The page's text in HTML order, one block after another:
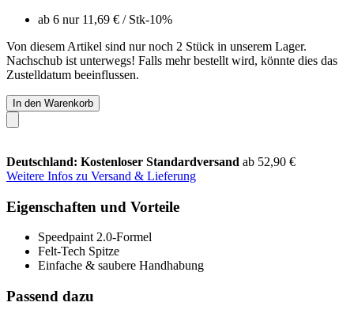
ab 6 nur 11,69 € / Stk-10%
Von diesem Artikel sind nur noch 2 Stück in unserem Lager.
Nachschub ist unterwegs! Falls mehr bestellt wird, könnte dies das
Zustelldatum beeinflussen.
In den Warenkorb
Deutschland: Kostenloser Standardversand ab 52,90 €
Weitere Infos zu Versand & Lieferung
Eigenschaften und Vorteile
Speedpaint 2.0-Formel
Felt-Tech Spitze
Einfache & saubere Handhabung
Passend dazu